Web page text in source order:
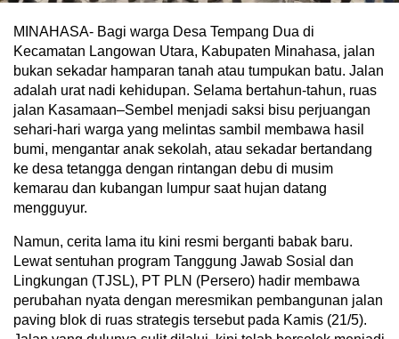
MINAHASA- Bagi warga Desa Tempang Dua di
Kecamatan Langowan Utara, Kabupaten Minahasa, jalan
bukan sekadar hamparan tanah atau tumpukan batu. Jalan
adalah urat nadi kehidupan. Selama bertahun-tahun, ruas
jalan Kasamaan–Sembel menjadi saksi bisu perjuangan
sehari-hari warga yang melintas sambil membawa hasil
bumi, mengantar anak sekolah, atau sekadar bertandang
ke desa tetangga dengan rintangan debu di musim
kemarau dan kubangan lumpur saat hujan datang
mengguyur.
Namun, cerita lama itu kini resmi berganti babak baru.
Lewat sentuhan program Tanggung Jawab Sosial dan
Lingkungan (TJSL), PT PLN (Persero) hadir membawa
perubahan nyata dengan meresmikan pembangunan jalan
paving blok di ruas strategis tersebut pada Kamis (21/5).